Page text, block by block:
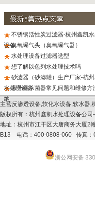
不锈钢活性炭过滤器-杭州鑫凯
设备臭氧曝气头（臭氧曝气器）
水处理设备过滤器选型
想了解以色列水处理技术吗
砂滤器（砂滤罐）生产厂家-杭
水处理设备
紫外线杀菌器常见问题和维修方
纳
主营反渗透设备,软化水设备,软水器
版权所有：杭州鑫凯水处理设备公
地址：杭州市江干区大唐商务大厦2
B13 电话：400-0808-060 传真：
浙公网安备